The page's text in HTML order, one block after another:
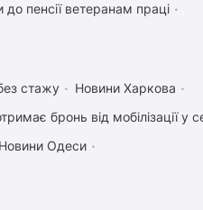
до пенсії ветеранам праці
стажу
Новини Харкова
бронь від мобілізації у
Новини Одеси